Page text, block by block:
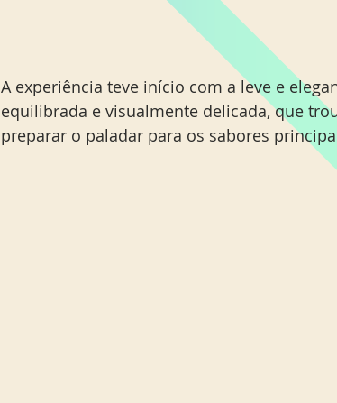
A experiência teve início com a leve e
equilibrada e visualmente delicada, que
preparar o paladar para os sabores